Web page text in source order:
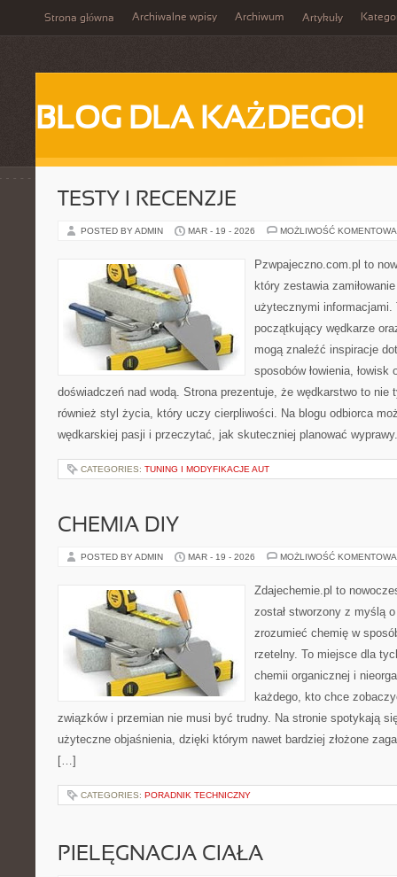
Strona główna Archiwalne wpisy Archiwum Artykuły
BLOG DLA KAŻDEGO!
TESTY I RECENZJE
POSTED BY ADMIN MAR - 19 - 2026 MOŻLIWOŚĆ
Pzwpajeczno.com.pl to
który zestawia
użytecznymi informacjami.
początkujący wędkarze
mogą znaleźć inspiracje
sposobów łowienia, łowisk
doświadczeń nad wodą. Strona prezentuje, że wędkarstwo to nie
również styl życia, który uczy cierpliwości. Na blogu odbiorca
wędkarskiej pasji i przeczytać, jak skuteczniej planować
CATEGORIES: TUNING I MODYFIKACJE AUT
CHEMIA DIY
POSTED BY ADMIN MAR - 19 - 2026 MOŻLIWOŚĆ
Zdajechemie.pl to
został stworzony z myślą
zrozumieć chemię w
rzetelny. To miejsce dla
chemii organicznej i
każdego, kto chce
związków i przemian nie musi być trudny. Na stronie spotykają
użyteczne objaśnienia, dzięki którym nawet bardziej złożone
[…]
CATEGORIES: PORADNIK TECHNICZNY
PIELĘGNACJA CIAŁA